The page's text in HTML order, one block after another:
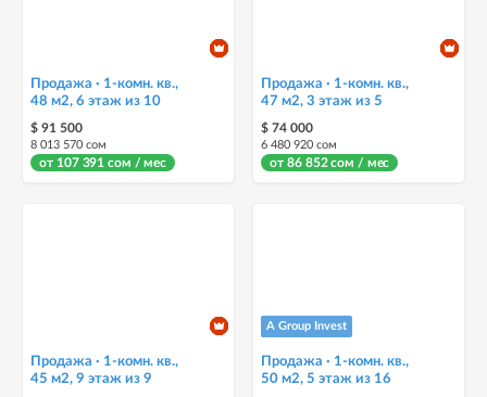
Продажа · 1-комн. кв.,
48 м2, 6 этаж из 10
$ 91 500
8 013 570 сом
от 107 391 сом / мес
Продажа · 1-комн. кв.,
47 м2, 3 этаж из 5
$ 74 000
6 480 920 сом
от 86 852 сом / мес
Продажа · 1-комн. кв.,
45 м2, 9 этаж из 9
А Group Invest
Продажа · 1-комн. кв.,
50 м2, 5 этаж из 16